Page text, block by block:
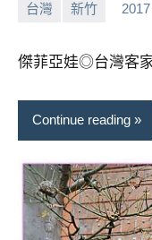
台灣 新竹
小
No
傑菲亞娃◎台灣客
Continue reading